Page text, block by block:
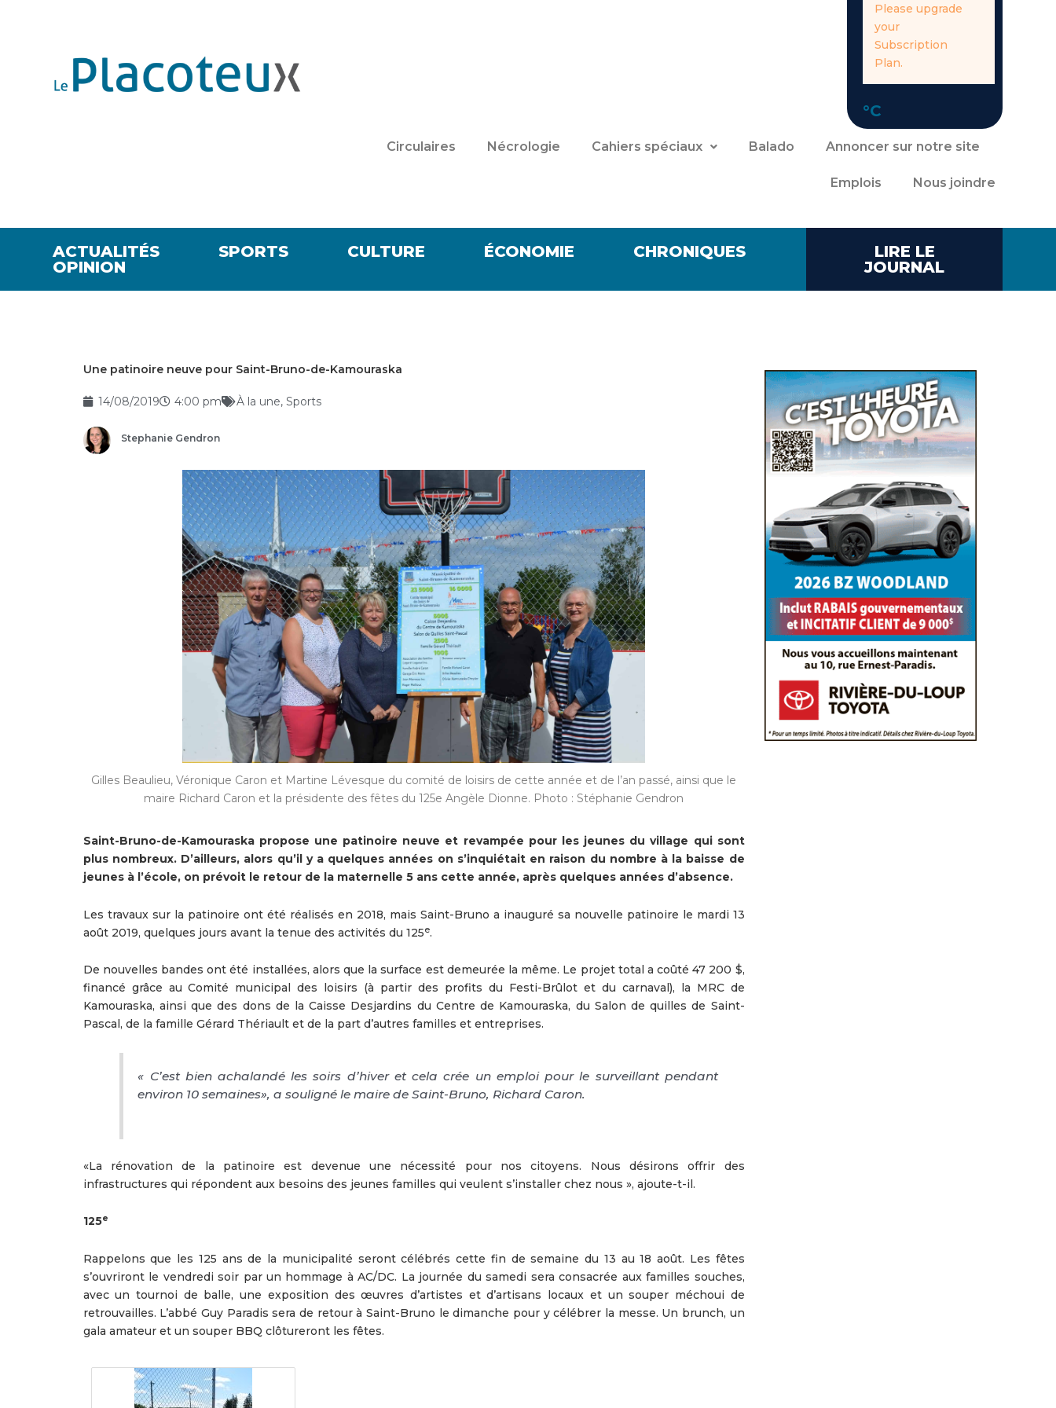
Please upgrade
your
Subscription
Plan.
°C
Circulaires Nécrologie Cahiers spéciaux Balado Annoncer sur notre site
Emplois Nous joindre
ACTUALITÉS SPORTS CULTURE ÉCONOMIE
CHRONIQUES
OPINION
LIRE LE
JOURNAL
Une patinoire neuve pour Saint-Bruno-de-Kamouraska
14/08/2019 4:00 pm À la une, Sports
Stephanie Gendron
Gilles Beaulieu, Véronique Caron et Martine Lévesque du comité de loisirs de cette année et de l’an passé, ainsi que le
maire Richard Caron et la présidente des fêtes du 125e Angèle Dionne. Photo : Stéphanie Gendron
Saint-Bruno-de-Kamouraska propose une patinoire neuve et revampée pour les jeunes du village qui sont
plus nombreux. D’ailleurs, alors qu’il y a quelques années on s’inquiétait en raison du nombre à la baisse de
jeunes à l’école, on prévoit le retour de la maternelle 5 ans cette année, après quelques années d’absence.
Les travaux sur la patinoire ont été réalisés en 2018, mais Saint-Bruno a inauguré sa nouvelle patinoire le mardi 13
août 2019, quelques jours avant la tenue des activités du 125e.
De nouvelles bandes ont été installées, alors que la surface est demeurée la même. Le projet total a coûté 47 200 $,
financé grâce au Comité municipal des loisirs (à partir des profits du Festi-Brûlot et du carnaval), la MRC de
Kamouraska, ainsi que des dons de la Caisse Desjardins du Centre de Kamouraska, du Salon de quilles de Saint-
Pascal, de la famille Gérard Thériault et de la part d’autres familles et entreprises.
« C’est bien achalandé les soirs d’hiver et cela crée un emploi pour le surveillant pendant
environ 10 semaines», a souligné le maire de Saint-Bruno, Richard Caron.
«La rénovation de la patinoire est devenue une nécessité pour nos citoyens. Nous désirons offrir des
infrastructures qui répondent aux besoins des jeunes familles qui veulent s’installer chez nous », ajoute-t-il.
125e
Rappelons que les 125 ans de la municipalité seront célébrés cette fin de semaine du 13 au 18 août. Les fêtes
s’ouvriront le vendredi soir par un hommage à AC/DC. La journée du samedi sera consacrée aux familles souches,
avec un tournoi de balle, une exposition des œuvres d’artistes et d’artisans locaux et un souper méchoui de
retrouvailles. L’abbé Guy Paradis sera de retour à Saint-Bruno le dimanche pour y célébrer la messe. Un brunch, un
gala amateur et un souper BBQ clôtureront les fêtes.